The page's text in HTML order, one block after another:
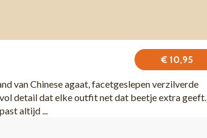
€ 10,95
van Chinese agaat, facetgeslepen verzilverde
detail dat elke outfit net dat beetje extra geeft.
altijd ...